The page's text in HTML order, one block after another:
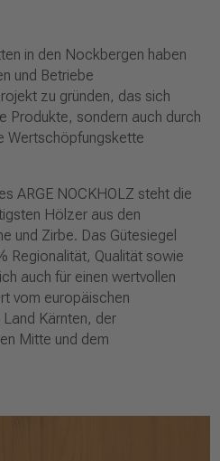
in den Nockbergen haben
und Betriebe
zu gründen, das sich
Produkte, sondern auch durch
Wertschöpfungskette
ARGE NOCKHOLZ steht die
Hölzer aus den
und Zirbe. Das Gütesiegel
Regionalität, Qualität sowie
auch für einen wertvollen
vom europäischen
Kärnten, der
Mitte und dem